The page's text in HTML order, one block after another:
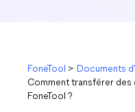
FoneTool > Documents
Comment transférer des
FoneTool ?